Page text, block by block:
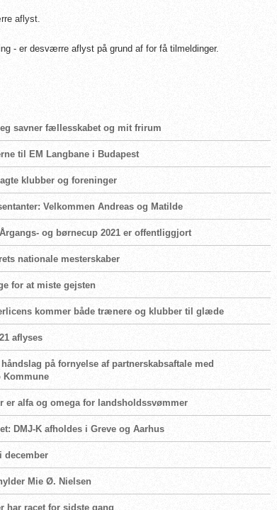
aflyst.
- er desværre aflyst på grund af for få tilmeldinger.
savner fællesskabet og mit frirum
til EM Langbane i Budapest
klubber og foreninger
Velkommen Andreas og Matilde
og børnecup 2021 er offentliggjort
nationale mesterskaber
for at miste gejsten
kommer både trænere og klubber til glæde
aflyses
på fornyelse af partnerskabsaftale med
Kommune
er alfa og omega for landsholdssvømmer
DMJ-K afholdes i Greve og Aarhus
december
Mie Ø. Nielsen
har racet for sidste gang